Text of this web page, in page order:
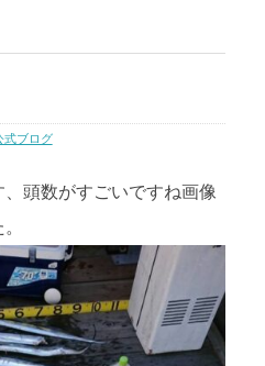
式ブログ
頭数がすごいですね画像